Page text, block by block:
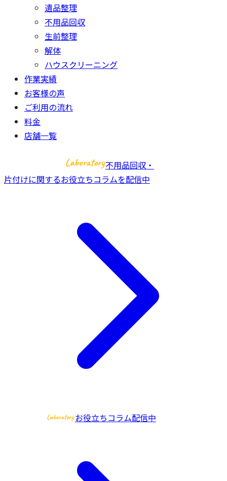
遺品整理
不用品回収
生前整理
解体
ハウスクリーニング
作業実績
お客様の声
ご利用の流れ
料金
店舗一覧
不用品回収・
片付けに関するお役立ちコラムを配信中
お役立ちコラム配信中